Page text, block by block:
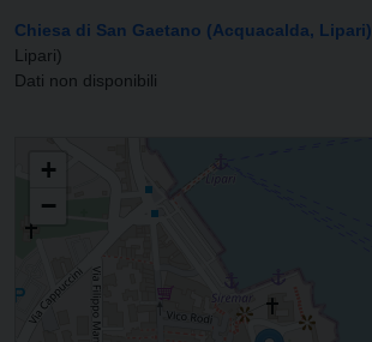
Chiesa di San Gaetano (Acquacalda, Lipari)
Lipari)
Dati non disponibili
+
−